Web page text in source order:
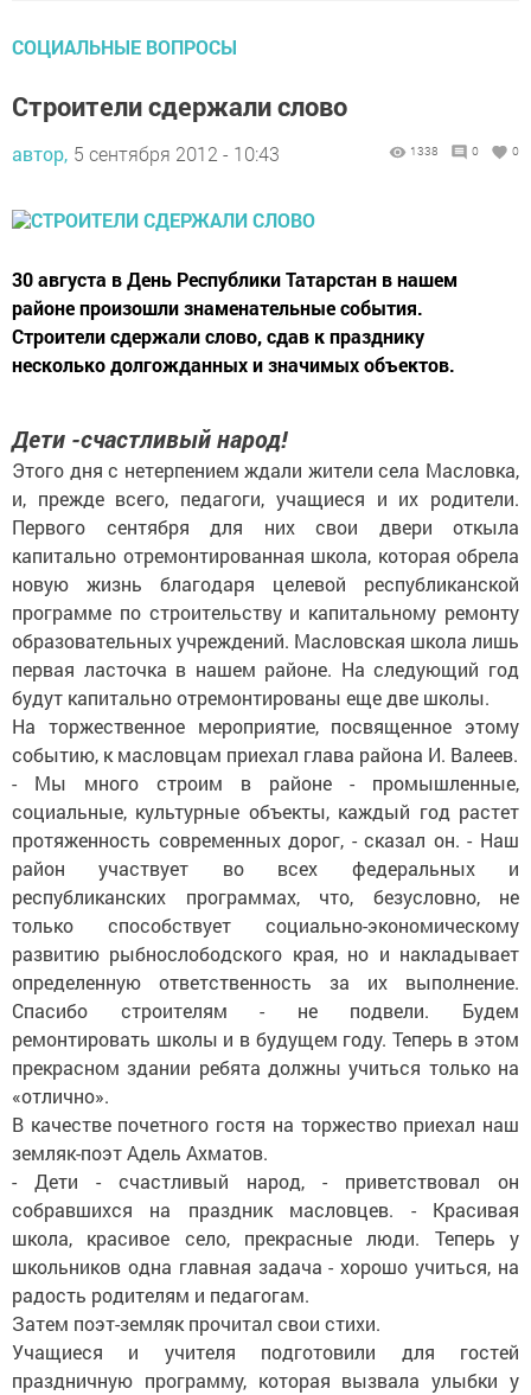
СОЦИАЛЬНЫЕ ВОПРОСЫ
Строители сдержали слово
автор, 5 сентября 2012 - 10:43 1338 0 0
30 августа в День Республики Татарстан в нашем
районе произошли знаменательные события.
Строители сдержали слово, сдав к празднику
несколько долгожданных и значимых объектов.
Дети -счастливый народ!
Этого дня с нетерпением ждали жители села Масловка,
и, прежде всего, педагоги, учащиеся и их родители.
Первого сентября для них свои двери откыла
капитально отремонтированная школа, которая обрела
новую жизнь благодаря целевой республиканской
программе по строительству и капитальному ремонту
образовательных учреждений. Масловская школа лишь
первая ласточка в нашем районе. На следующий год
будут капитально отремонтированы еще две школы.
На торжественное мероприятие, посвященное этому
событию, к масловцам приехал глава района И. Валеев.
- Мы много строим в районе - промышленные,
социальные, культурные объекты, каждый год растет
протяженность современных дорог, - сказал он. - Наш
район участвует во всех федеральных и
республиканских программах, что, безусловно, не
только способствует социально-экономическому
развитию рыбнослободского края, но и накладывает
определенную ответственность за их выполнение.
Спасибо строителям - не подвели. Будем
ремонтировать школы и в будущем году. Теперь в этом
прекрасном здании ребята должны учиться только на
«отлично».
В качестве почетного гостя на торжество приехал наш
земляк-поэт Адель Ахматов.
- Дети - счастливый народ, - приветствовал он
собравшихся на праздник масловцев. - Красивая
школа, красивое село, прекрасные люди. Теперь у
школьников одна главная задача - хорошо учиться, на
радость родителям и педагогам.
Затем поэт-земляк прочитал свои стихи.
Учащиеся и учителя подготовили для гостей
праздничную программу, которая вызвала улыбки у